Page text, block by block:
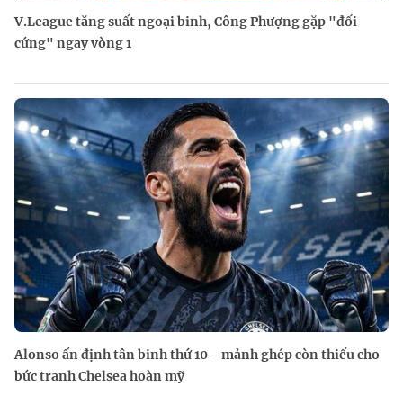
V.League tăng suất ngoại binh, Công Phượng gặp "đối
cứng" ngay vòng 1
Alonso ấn định tân binh thứ 10 - mảnh ghép còn thiếu cho
bức tranh Chelsea hoàn mỹ